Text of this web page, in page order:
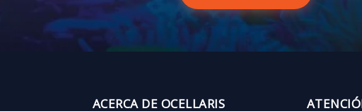
ACERCA DE OCELLARIS